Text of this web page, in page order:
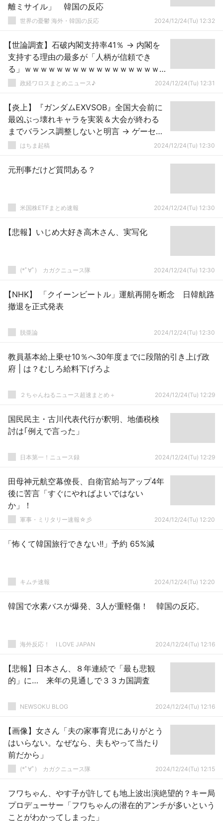
離ミサイル」 韓国の反応
世界の憂鬱 海外・韓国の反応 2024/12/24(Tu) 12:32
【世論調査】石破内閣支持率41％ → 内閣を
支持する理由の最多が「人柄が信頼でき
る」ｗｗｗｗｗｗｗｗｗｗｗｗｗｗｗｗｗ
ｗｗ政経ワロスまとめニュース♪ 2024/12/24(Tu) 12:31
【炎上】『ガンダムEXVSOB』全国大会前に
最凶ぶっ壊れキャラを実装＆大会が終わる
までバランス調整しないと明言 → ゲーセン
過疎化して緊急下方修正
はちま起稿 2024/12/24(Tu) 12:30
元刑事だけど質問ある？
米国株ETFまとめ速報 2024/12/24(Tu) 12:30
【悲報】いじめ大好き高木さん、実写化
(*ﾟ∀ﾟ)ゞカガクニュース隊 2024/12/24(Tu) 12:30
【NHK】 「クイーンビートル」運航再開を断念 日韓航路
撤退を正式発表
脱亜論 2024/12/24(Tu) 12:30
教員基本給上乗せ10％へ30年度までに段階的引き上げ政
府 | は？むしろ給料下げろよ
２ちゃんねるニュース超速まとめ＋ 2024/12/24(Tu) 12:29
国民民主・古川代表代行が釈明、地価税検
討は｢例えで言った」
日本第一！ニュース録 2024/12/24(Tu) 12:29
田母神元航空幕僚長、自衛官給与アップ4年
後に苦言「すぐにやればよいではない
か」！
軍事・ミリタリー速報☆彡 2024/12/24(Tu) 12:20
「怖くて韓国旅行できない!!」予約 65%減
キムチ速報 2024/12/24(Tu) 12:20
韓国で水素バスが爆発、3人が重軽傷！ 韓国の反応。
海外反応！ I LOVE JAPAN 2024/12/24(Tu) 12:16
【悲報】日本さん、８年連続で「最も悲観
的」に… 来年の見通しで３３カ国調査
NEWSOKU BLOG 2024/12/24(Tu) 12:16
【画像】女さん「夫の家事育児にありがとう
はいらない。なぜなら、夫もやって当たり
前だから」
(*ﾟ∀ﾟ)ゞカガクニュース隊 2024/12/24(Tu) 12:15
フワちゃん、やす子が許しても地上波出演絶望的？キー局
プロデューサー「フワちゃんの潜在的アンチが多いという
ことがわかってしまった」